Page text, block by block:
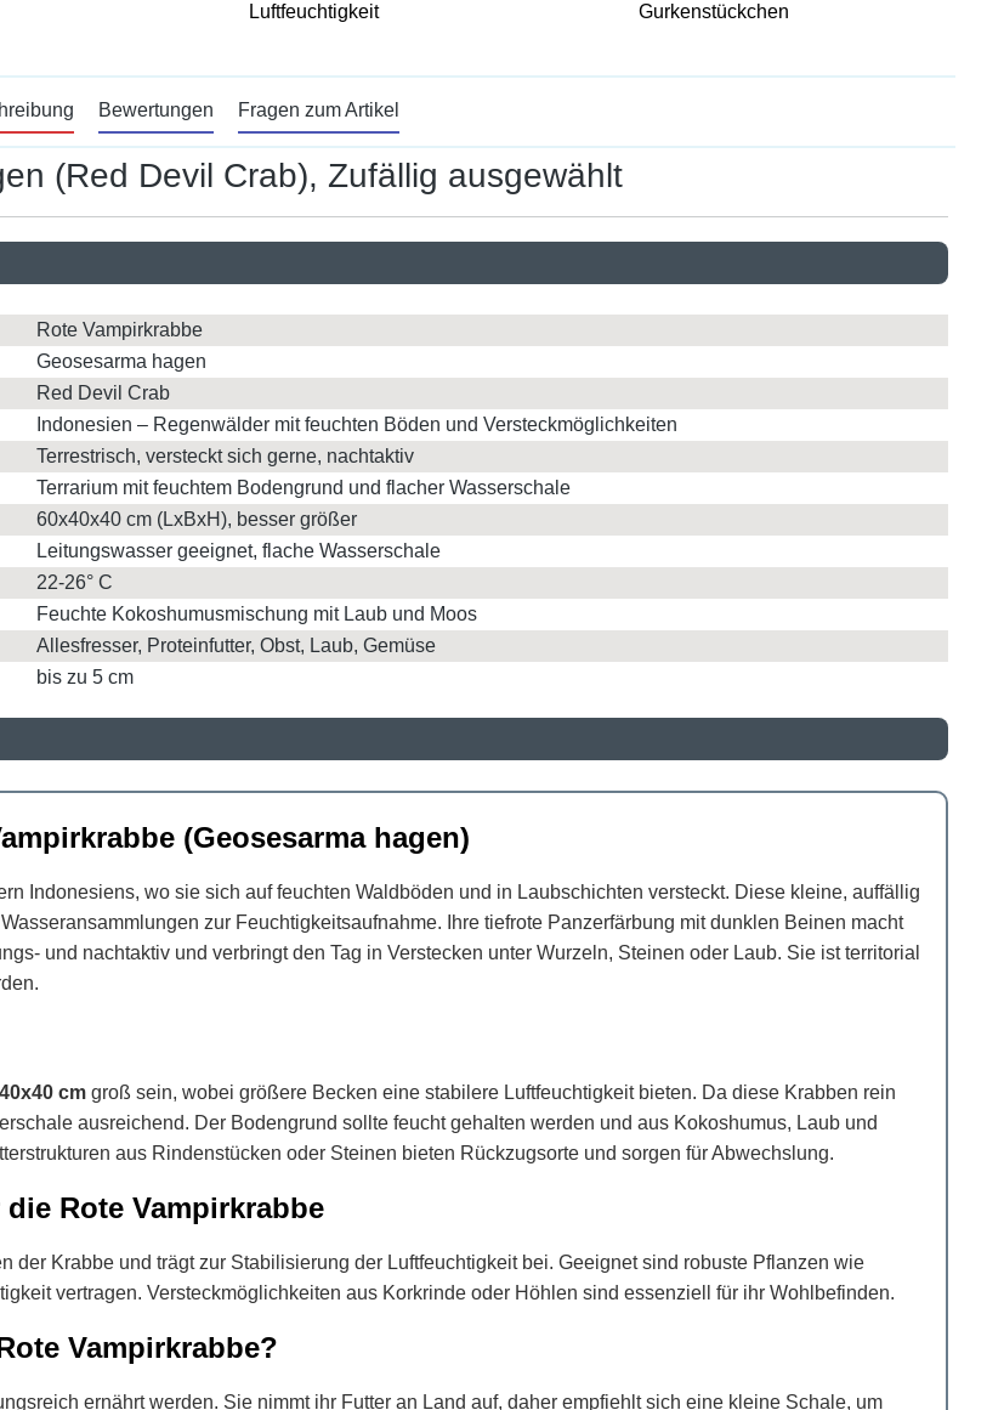
Luftfeuchtigkeit
Gurkenstückchen
Bewertungen Fragen zum Artikel
(Red Devil Crab), Zufällig ausgewählt
Rote Vampirkrabbe
Geosesarma hagen
Red Devil Crab
Indonesien – Regenwälder mit feuchten Böden und Versteckmöglichkeiten
Terrestrisch, versteckt sich gerne, nachtaktiv
Terrarium mit feuchtem Bodengrund und flacher Wasserschale
60x40x40 cm (LxBxH), besser größer
Leitungswasser geeignet, flache Wasserschale
22-26° C
Feuchte Kokoshumusmischung mit Laub und Moos
Allesfresser, Proteinfutter, Obst, Laub, Gemüse
bis zu 5 cm
(Geosesarma hagen)
Indonesiens, wo sie sich auf feuchten Waldböden und in Laubschichten versteckt. Diese kleine, auffällig
zur Feuchtigkeitsaufnahme. Ihre tiefrote Panzerfärbung mit dunklen Beinen macht
und nachtaktiv und verbringt den Tag in Verstecken unter Wurzeln, Steinen oder Laub. Sie ist territorial
cm groß sein, wobei größere Becken eine stabilere Luftfeuchtigkeit bieten. Da diese Krabben rein
ausreichend. Der Bodengrund sollte feucht gehalten werden und aus Kokoshumus, Laub und
aus Rindenstücken oder Steinen bieten Rückzugsorte und sorgen für Abwechslung.
Rote Vampirkrabbe
der Krabbe und trägt zur Stabilisierung der Luftfeuchtigkeit bei. Geeignet sind robuste Pflanzen wie
vertragen. Versteckmöglichkeiten aus Korkrinde oder Höhlen sind essenziell für ihr Wohlbefinden.
Vampirkrabbe?
ernährt werden. Sie nimmt ihr Futter an Land auf, daher empfiehlt sich eine kleine Schale, um